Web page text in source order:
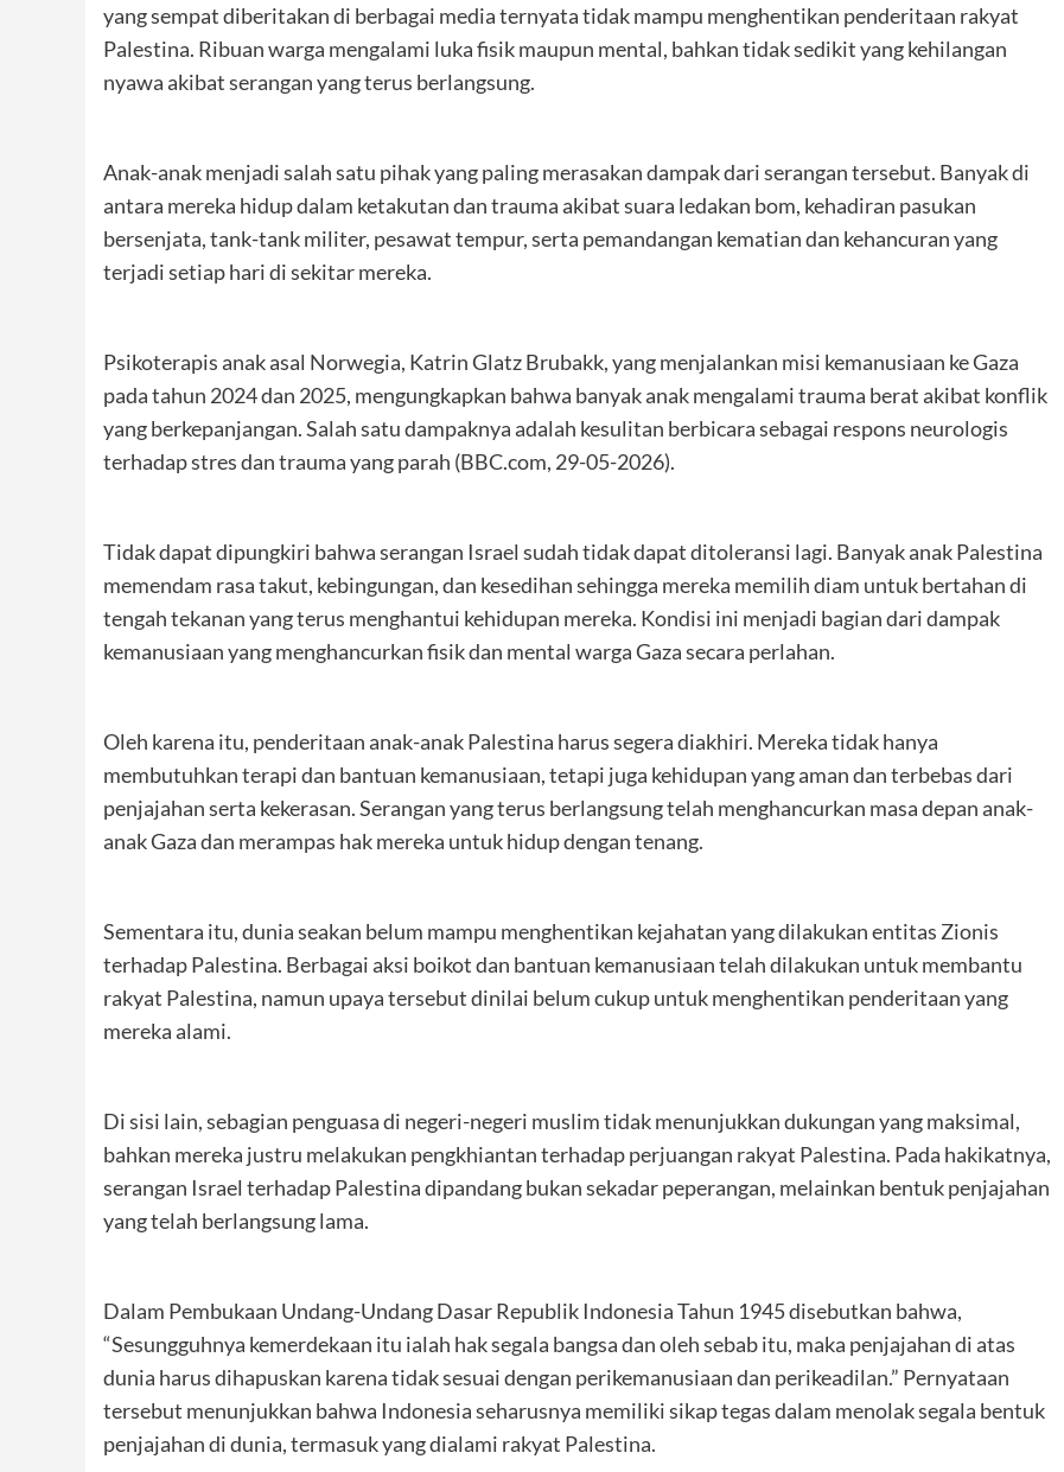
yang sempat diberitakan di berbagai media ternyata tidak mampu menghentikan penderitaan rakyat
Palestina. Ribuan warga mengalami luka fisik maupun mental, bahkan tidak sedikit yang kehilangan
nyawa akibat serangan yang terus berlangsung.
Anak-anak menjadi salah satu pihak yang paling merasakan dampak dari serangan tersebut. Banyak di
antara mereka hidup dalam ketakutan dan trauma akibat suara ledakan bom, kehadiran pasukan
bersenjata, tank-tank militer, pesawat tempur, serta pemandangan kematian dan kehancuran yang
terjadi setiap hari di sekitar mereka.
Psikoterapis anak asal Norwegia, Katrin Glatz Brubakk, yang menjalankan misi kemanusiaan ke Gaza
pada tahun 2024 dan 2025, mengungkapkan bahwa banyak anak mengalami trauma berat akibat konflik
yang berkepanjangan. Salah satu dampaknya adalah kesulitan berbicara sebagai respons neurologis
terhadap stres dan trauma yang parah (BBC.com, 29-05-2026).
Tidak dapat dipungkiri bahwa serangan Israel sudah tidak dapat ditoleransi lagi. Banyak anak Palestina
memendam rasa takut, kebingungan, dan kesedihan sehingga mereka memilih diam untuk bertahan di
tengah tekanan yang terus menghantui kehidupan mereka. Kondisi ini menjadi bagian dari dampak
kemanusiaan yang menghancurkan fisik dan mental warga Gaza secara perlahan.
Oleh karena itu, penderitaan anak-anak Palestina harus segera diakhiri. Mereka tidak hanya
membutuhkan terapi dan bantuan kemanusiaan, tetapi juga kehidupan yang aman dan terbebas dari
penjajahan serta kekerasan. Serangan yang terus berlangsung telah menghancurkan masa depan anak-
anak Gaza dan merampas hak mereka untuk hidup dengan tenang.
Sementara itu, dunia seakan belum mampu menghentikan kejahatan yang dilakukan entitas Zionis
terhadap Palestina. Berbagai aksi boikot dan bantuan kemanusiaan telah dilakukan untuk membantu
rakyat Palestina, namun upaya tersebut dinilai belum cukup untuk menghentikan penderitaan yang
mereka alami.
Di sisi lain, sebagian penguasa di negeri-negeri muslim tidak menunjukkan dukungan yang maksimal,
bahkan mereka justru melakukan pengkhiantan terhadap perjuangan rakyat Palestina. Pada hakikatnya,
serangan Israel terhadap Palestina dipandang bukan sekadar peperangan, melainkan bentuk penjajahan
yang telah berlangsung lama.
Dalam Pembukaan Undang-Undang Dasar Republik Indonesia Tahun 1945 disebutkan bahwa,
“Sesungguhnya kemerdekaan itu ialah hak segala bangsa dan oleh sebab itu, maka penjajahan di atas
dunia harus dihapuskan karena tidak sesuai dengan perikemanusiaan dan perikeadilan.” Pernyataan
tersebut menunjukkan bahwa Indonesia seharusnya memiliki sikap tegas dalam menolak segala bentuk
penjajahan di dunia, termasuk yang dialami rakyat Palestina.